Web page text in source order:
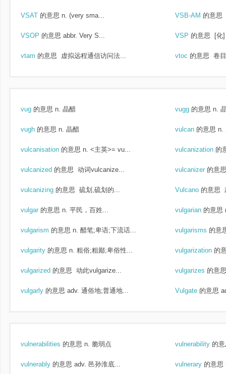
VSAT 的意思 n. (very sma... VSB-AM 的意思
VSOP 的意思 abbr. Very S... VSP 的意思 [化
vtam 的意思 虚拟远程通信访问法... vtoc 的意思 卷
vug 的意思 n. 晶醋 vugg 的意思 n.
vugh 的意思 n. 晶醋 vulcan 的意思 n.
vulcanisation 的意思 n. <主英>= vu... vulcanization 的
vulcanized 的意思 动词vulcanize... vulcanizer 的意思
vulcanizing 的意思 硫划,硫划的... Vulcano 的意思
vulgar 的意思 n. 平民，百姓... vulgarian 的意思
vulgarism 的意思 n. 醋笔;卑语;下流话... vulgarisms 的意
vulgarity 的意思 n. 粗俗;粗鄙;卑俗性... vulgarization 的
vulgarized 的意思 动此vulgarize... vulgarizes 的意思
vulgarly 的意思 adv. 通俗地;普通地... Vulgate 的意思
vulnerabilities 的意思 n. 脆弱点 vulnerability 的
vulnerably 的意思 adv. 邑孙淮底... vulnerary 的意思